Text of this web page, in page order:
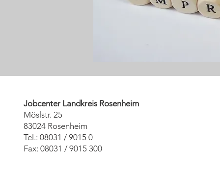
Jobcenter Landkreis Rosenheim
Möslstr. 25
83024 Rosenheim
Tel.: 08031 / 9015 0
Fax: 08031 / 9015 300